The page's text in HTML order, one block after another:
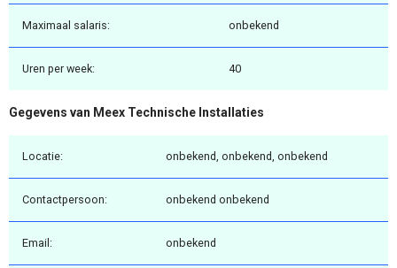
Maximaal salaris: onbekend
Uren per week: 40
Gegevens van Meex Technische Installaties
Locatie: onbekend, onbekend, onbekend
Contactpersoon: onbekend onbekend
Email: onbekend